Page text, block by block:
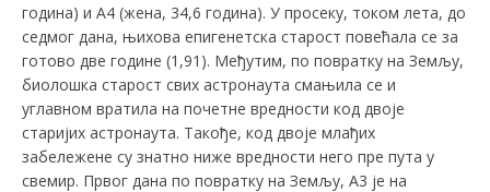
година) и А4 (жена, 34,6 година). У просеку, током лета, до
седмог дана, њихова епигенетска старост повећала се за
готово две године (1,91). Међутим, по повратку на Земљу,
биолошка старост свих астронаута смањила се и
углавном вратила на почетне вредности код двоје
старијих астронаута. Такође, код двоје млађих
забележене су знатно ниже вредности него пре пута у
свемир. Првог дана по повратку на Земљу, А3 је на